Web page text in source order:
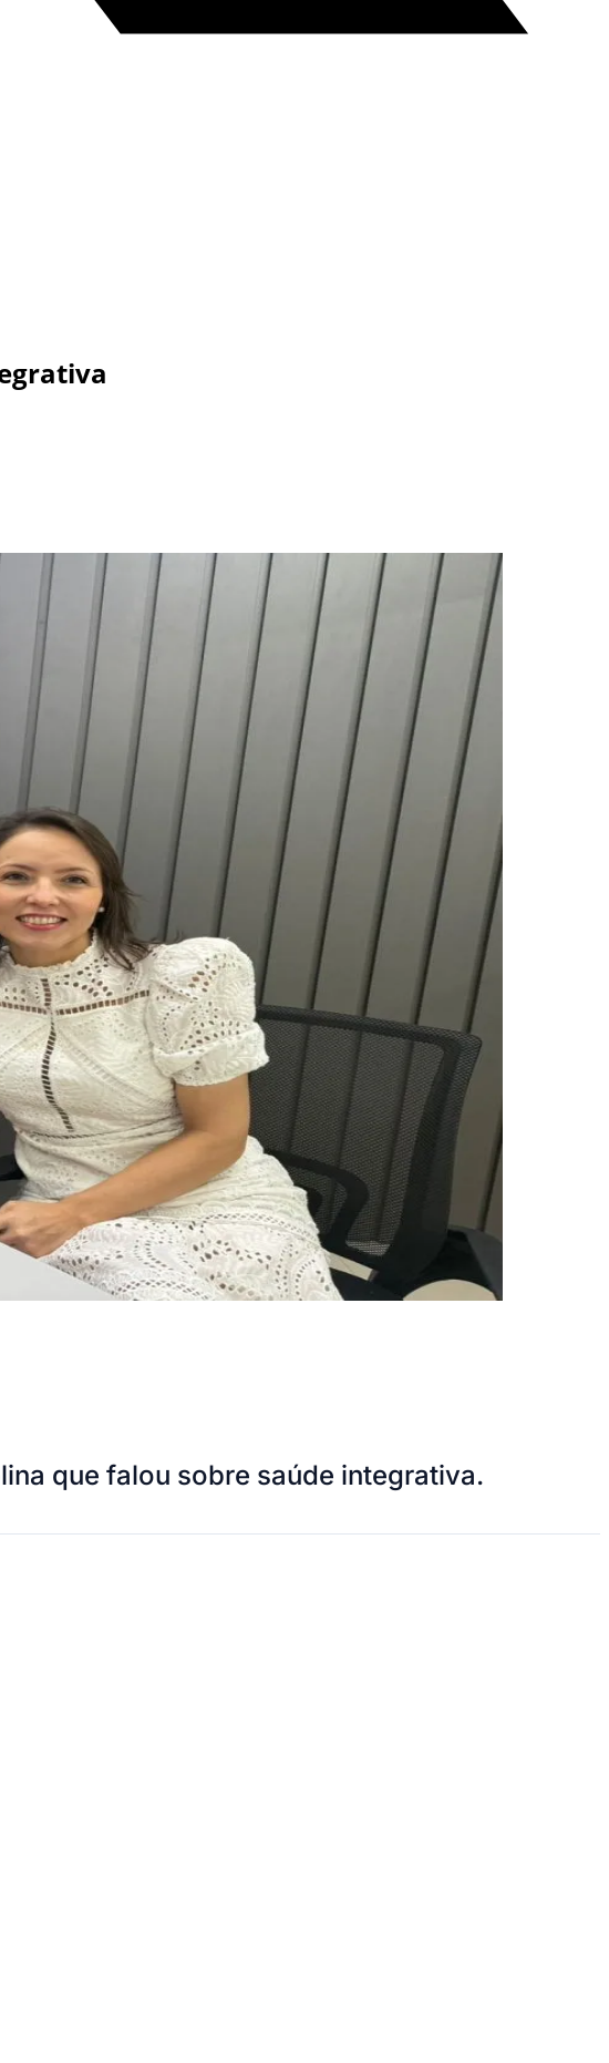
que falou sobre saúde integrativa.